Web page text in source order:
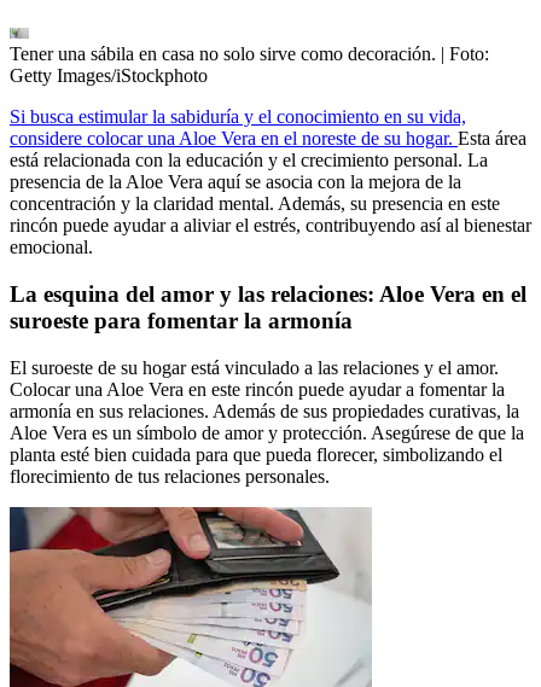
Tener una sábila en casa no solo sirve como decoración. | Foto:
Getty Images/iStockphoto
Si busca estimular la sabiduría y el conocimiento en su vida,
considere colocar una Aloe Vera en el noreste de su hogar. Esta área
está relacionada con la educación y el crecimiento personal. La
presencia de la Aloe Vera aquí se asocia con la mejora de la
concentración y la claridad mental. Además, su presencia en este
rincón puede ayudar a aliviar el estrés, contribuyendo así al bienestar
emocional.
La esquina del amor y las relaciones: Aloe Vera en el
suroeste para fomentar la armonía
El suroeste de su hogar está vinculado a las relaciones y el amor.
Colocar una Aloe Vera en este rincón puede ayudar a fomentar la
armonía en sus relaciones. Además de sus propiedades curativas, la
Aloe Vera es un símbolo de amor y protección. Asegúrese de que la
planta esté bien cuidada para que pueda florecer, simbolizando el
florecimiento de tus relaciones personales.